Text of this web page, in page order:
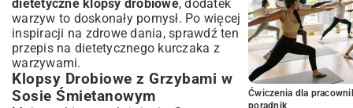
dietetyczne klopsy drobiowe, dodatek
warzyw to doskonały pomysł. Po więcej
inspiracji na zdrowe dania, sprawdź ten
przepis na dietetycznego kurczaka z
warzywami.
Klopsy Drobiowe z Grzybami w
Sosie Śmietanowym
Ćwiczenia dla
poradnik